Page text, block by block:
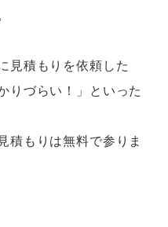
見積もりを依頼した
りづらい！」といった
積もりは無料で参りま